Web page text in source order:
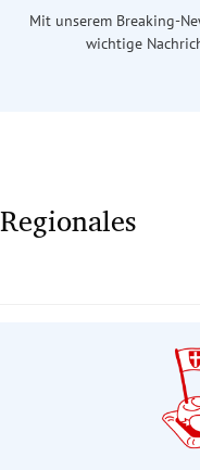
Mit unserem Breaking-
wichtige
Regionales